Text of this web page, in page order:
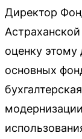
Директор
оценку
основных